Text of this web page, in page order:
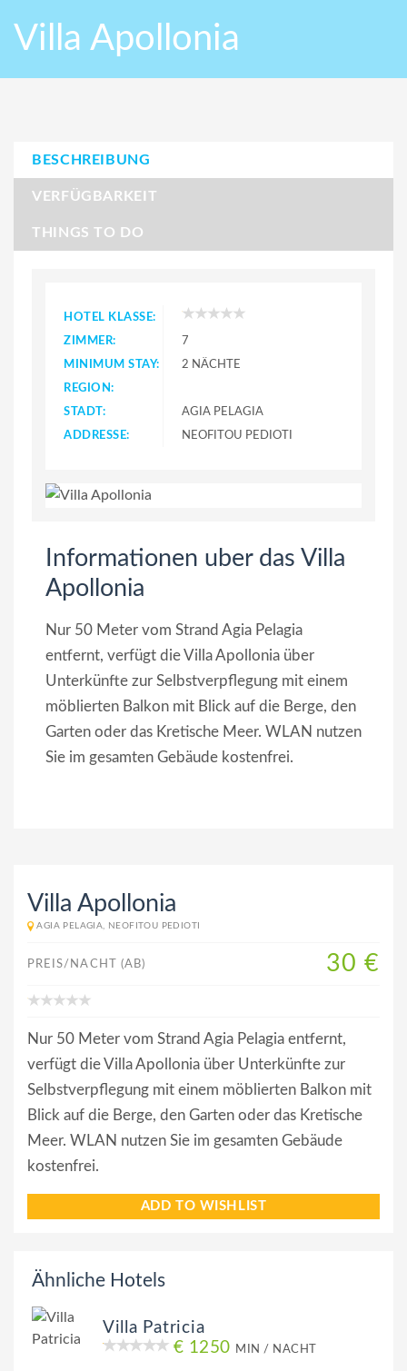
Villa Apollonia
BESCHREIBUNG
VERFÜGBARKEIT
THINGS TO DO
HOTEL KLASSE:
ZIMMER:
7
MINIMUM STAY:
2 NÄCHTE
REGION:
STADT:
AGIA PELAGIA
ADDRESSE:
NEOFITOU PEDIOTI
Informationen uber das Villa
Apollonia
Nur 50 Meter vom Strand Agia Pelagia
entfernt, verfügt die Villa Apollonia über
Unterkünfte zur Selbstverpflegung mit einem
möblierten Balkon mit Blick auf die Berge, den
Garten oder das Kretische Meer. WLAN nutzen
Sie im gesamten Gebäude kostenfrei.
Villa Apollonia
AGIA PELAGIA, NEOFITOU PEDIOTI
PREIS/NACHT (AB) 30 €
Nur 50 Meter vom Strand Agia Pelagia entfernt,
verfügt die Villa Apollonia über Unterkünfte zur
Selbstverpflegung mit einem möblierten Balkon mit
Blick auf die Berge, den Garten oder das Kretische
Meer. WLAN nutzen Sie im gesamten Gebäude
kostenfrei.
ADD TO WISHLIST
Ähnliche Hotels
Villa Patricia
€ 1250 MIN / NACHT